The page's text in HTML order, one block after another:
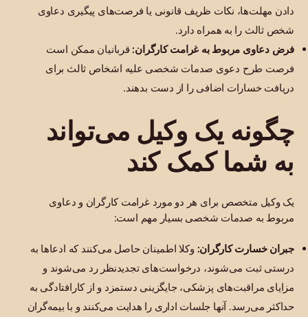
دادن مهلت‌ها، نکات ظریف قانونی یا فرصت‌های پیگیری دعاوی
شخص ثالث را به همراه دارد.
فرض دعاوی مربوط به غرامت کارگران:قربانیان ممکن است
فرصت طرح دعوی صدمات شخصی علیه اشخاص ثالث برای
دریافت خسارات اضافی را از دست بدهند.
چگونه یک وکیل می‌تواند
به شما کمک کند
یک وکیل متخصص برای هر دو مورد غرامت کارگران و دعاوی
مربوط به صدمات شخصی بسیار مهم است:
جبران خسارت کارگران: وکلا اطمینان حاصل می‌کنند که ادعاها به
درستی ثبت می‌شوند، درخواست‌های تجدیدنظر رد می‌شوند و
مزایای مراقبت‌های پزشکی، جایگزینی دستمزد و از کارافتادگی به
حداکثر می‌رسد. آنها جلسات اداری را هدایت می‌کنند و با بیمه‌گران